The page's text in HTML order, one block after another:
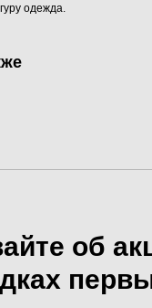
одежда.
об